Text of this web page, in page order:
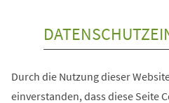
Durch die Nutzung dieser
einverstanden, dass diese Seite